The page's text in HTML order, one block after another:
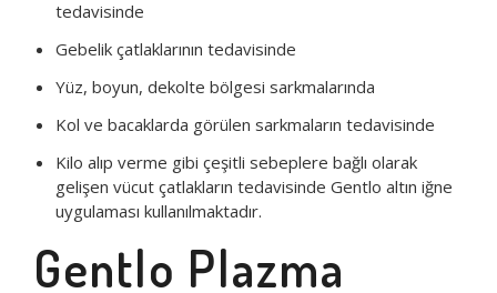
tedavisinde
Gebelik çatlaklarının tedavisinde
Yüz, boyun, dekolte bölgesi sarkmalarında
Kol ve bacaklarda görülen sarkmaların tedavisinde
Kilo alıp verme gibi çeşitli sebeplere bağlı olarak
gelişen vücut çatlakların tedavisinde Gentlo altın iğne
uygulaması kullanılmaktadır.
Gentlo Plazma